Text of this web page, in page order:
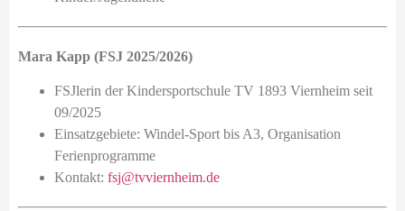
Mara Kapp (FSJ 2025/2026)
FSJlerin der Kindersportschule TV 1893 Viernheim seit
09/2025
Einsatzgebiete: Windel-Sport bis A3, Organisation
Ferienprogramme
Kontakt: fsj@tvviernheim.de